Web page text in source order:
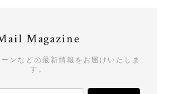
Magazine
ンなどの最新情報をお届けいたしま
す。